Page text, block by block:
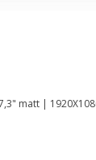
matt |